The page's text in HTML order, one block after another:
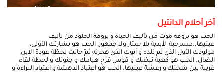
آخر أحلام الدانتيل
الحب هو بروفة موت من تأليف الحياة و بروفة الخلود من تأليف
عينيها..مسرحية الأبدية بلا ستار ولا جمهور، الحب هو بشارتك الأولى،
مولودك الأول الذي لم تلده و أبوك الذي هجرته ثمّ حانت لحظة عودة الابن
الضال. الحب هو كعبة نبضك و قوس قزح هيامك و جنونك و لحظة لقاء
غريبة بين شجنك و رعشة عينيها. الحب هو اعتياد الدهشة و اعتياد البراءة و